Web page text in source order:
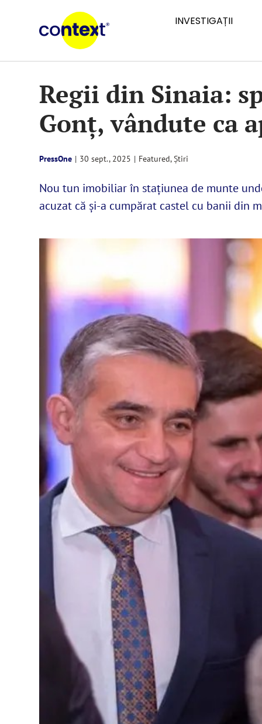
INVESTIGAȚII
Regii din Sinaia:
Gonț, vândute ca
PressOne | 30 sept., 2025 | Featured,Știri
Nou tun imobiliar în stațiunea de munte
acuzat că și-a cumpărat castel cu banii din